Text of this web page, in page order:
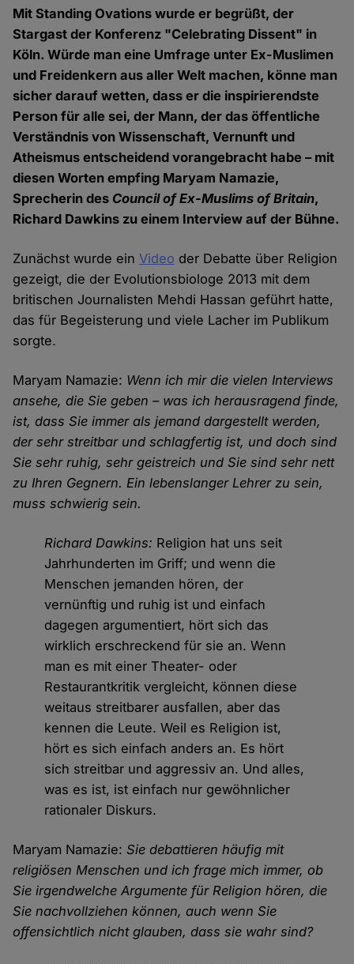
Mit Standing Ovations wurde er begrüßt, der
Stargast der Konferenz "Celebrating Dissent" in
Köln. Würde man eine Umfrage unter Ex-Muslimen
und Freidenkern aus aller Welt machen, könne man
sicher darauf wetten, dass er die inspirierendste
Person für alle sei, der Mann, der das öffentliche
Verständnis von Wissenschaft, Vernunft und
Atheismus entscheidend vorangebracht habe – mit
diesen Worten empfing Maryam Namazie,
Sprecherin des Council of Ex-Muslims of Britain,
Richard Dawkins zu einem Interview auf der Bühne.
Zunächst wurde einVideo der Debatte über Religion
gezeigt, die der Evolutionsbiologe 2013 mit dem
britischen Journalisten Mehdi Hassan geführt hatte,
das für Begeisterung und viele Lacher im Publikum
sorgte.
Maryam Namazie: Wenn ich mir die vielen Interviews
ansehe, die Sie geben – was ich herausragend finde,
ist, dass Sie immer als jemand dargestellt werden,
der sehr streitbar und schlagfertig ist, und doch sind
Sie sehr ruhig, sehr geistreich und Sie sind sehr nett
zu Ihren Gegnern. Ein lebenslanger Lehrer zu sein,
muss schwierig sein.
Richard Dawkins: Religion hat uns seit
Jahrhunderten im Griff; und wenn die
Menschen jemanden hören, der
vernünftig und ruhig ist und einfach
dagegen argumentiert, hört sich das
wirklich erschreckend für sie an. Wenn
man es mit einer Theater- oder
Restaurantkritik vergleicht, können diese
weitaus streitbarer ausfallen, aber das
kennen die Leute. Weil es Religion ist,
hört es sich einfach anders an. Es hört
sich streitbar und aggressiv an. Und alles,
was es ist, ist einfach nur gewöhnlicher
rationaler Diskurs.
Maryam Namazie:Sie debattieren häufig mit
religiösen Menschen und ich frage mich immer, ob
Sie irgendwelche Argumente für Religion hören, die
Sie nachvollziehen können, auch wenn Sie
offensichtlich nicht glauben, dass sie wahr sind?